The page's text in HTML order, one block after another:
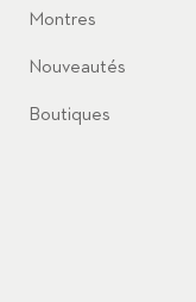
Montres
Nouveautés
Boutiques